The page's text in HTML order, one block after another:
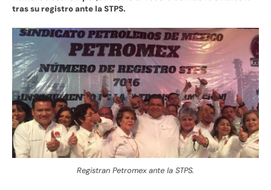
tras su registro ante la STPS.
Registran Petromex ante la STPS.